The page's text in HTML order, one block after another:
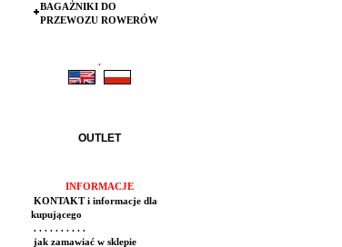
BAGAŻNIKI DO
PRZEWOZU ROWERÓW
.
OUTLET
INFORMACJE
KONTAKT i informacje dla
kupującego
. . . . . . . . . .
jak zamawiać w sklepie